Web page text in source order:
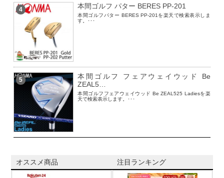
4 本間ゴルフ パター BERES PP-201
本間ゴルフパター BERES PP-201を楽天で検索表示しま
す。･･･
5
本間ゴルフ フェアウェイウッド Be
ZEAL5…
本間ゴルフフェアウェイウッド Be ZEAL525 Ladiesを楽
天で検索表示します。･･･
オススメ商品 注目ランキング